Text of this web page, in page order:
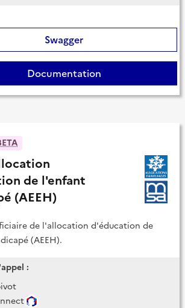
Swagger
Documentation
de l'enfant
(AEEH)
de l'allocation d'éducation de
(AEEH).
: